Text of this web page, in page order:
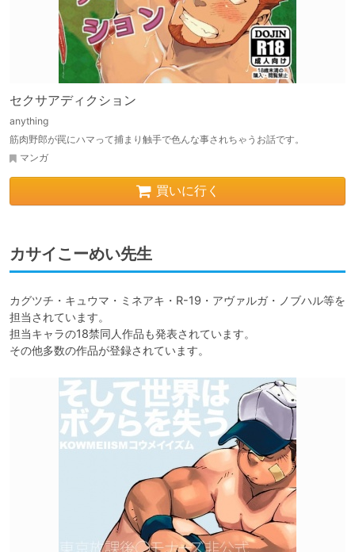
セクサアディクション
anything
筋肉野郎が罠にハマって捕まり触手で色んな事されちゃうお話です。
マンガ
買いに行く
カサイこーめい先生
カグツチ・キュウマ・ミネアキ・R-19・アヴァルガ・ノブハル等を
担当されています。
担当キャラの18禁同人作品も発表されています。
その他多数の作品が登録されています。